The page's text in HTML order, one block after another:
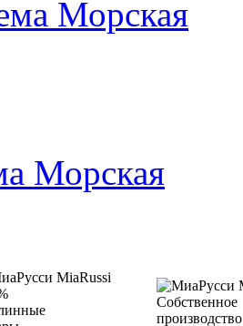
Морская
Морская
Собственное
производство